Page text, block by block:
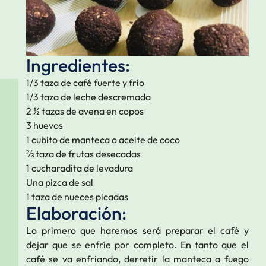
Ingredientes:
1/3 taza de café fuerte y frío
1/3 taza de leche descremada
2 ½ tazas de avena en copos
3 huevos
1 cubito de manteca o aceite de coco
⅔ taza de frutas desecadas
1 cucharadita de levadura
Una pizca de sal
1 taza de nueces picadas
Elaboración:
Lo primero que haremos será preparar el café y
dejar que se enfríe por completo. En tanto que el
café se va enfriando, derretir la manteca a fuego